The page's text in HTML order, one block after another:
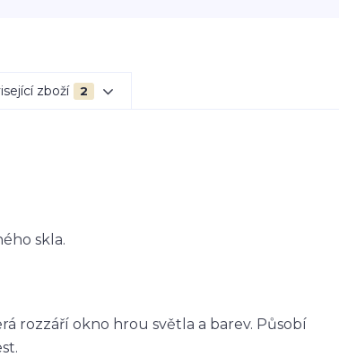
zboží 2
skla.
rozzáří okno hrou světla a barev. Působí